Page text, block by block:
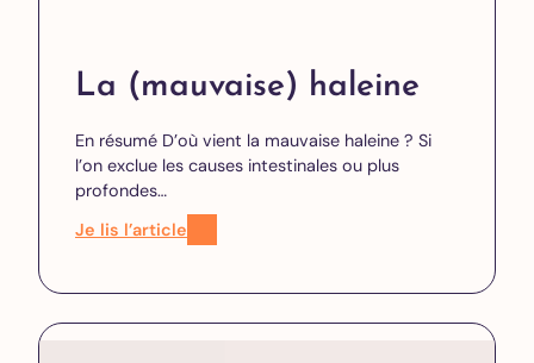
La (mauvaise) haleine
En résumé D’où vient la mauvaise haleine ? Si
l’on exclue les causes intestinales ou plus
profondes…
Je lis l’article